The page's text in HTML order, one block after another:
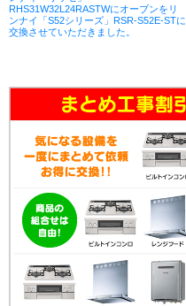
RHS31W32L24RASTWにオーブンをリ
ンナイ「S52シリーズ」RSR-S52E-STに
交換させていただきました。